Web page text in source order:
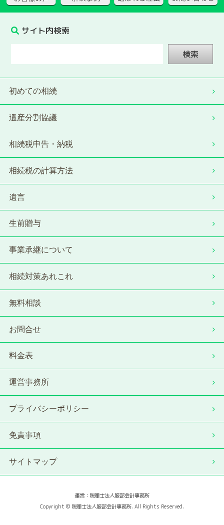
サイト内検索
検索
初めての相続
遺産分割協議
相続税申告・納税
相続税の計算方法
遺言
生前贈与
事業承継について
相続対策あれこれ
無料相談
お問合せ
料金表
運営事務所
プライバシーポリシー
免責事項
サイトマップ
運営：税理士法人服部会計事務所
Copyright © 税理士法人服部会計事務所. All Rights Reserved.